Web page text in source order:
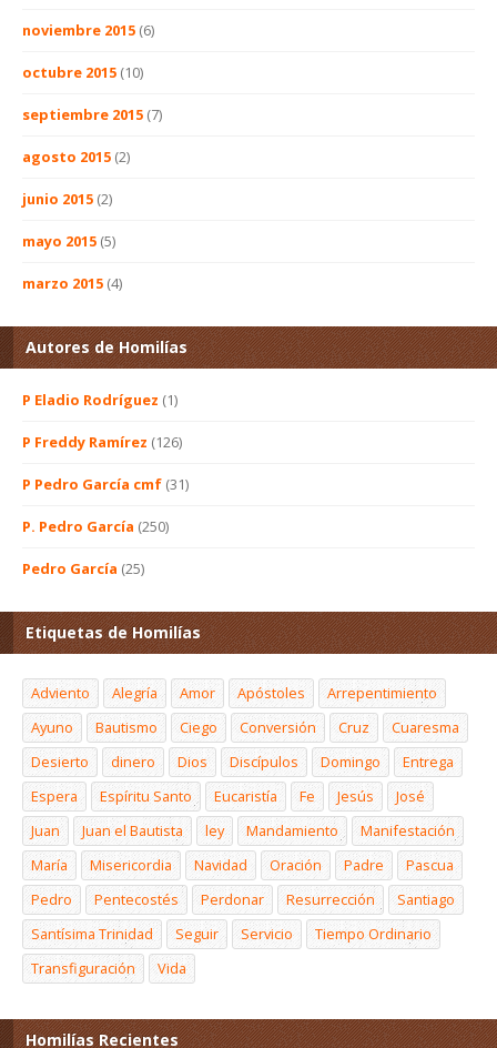
noviembre 2015 (6)
octubre 2015 (10)
septiembre 2015 (7)
agosto 2015 (2)
junio 2015 (2)
mayo 2015 (5)
marzo 2015 (4)
Autores de Homilías
P Eladio Rodríguez (1)
P Freddy Ramírez (126)
P Pedro García cmf (31)
P. Pedro García (250)
Pedro García (25)
Etiquetas de Homilías
Adviento Alegría Amor Apóstoles
Arrepentimiento
Ayuno
Bautismo Ciego Conversión Cruz
Cuaresma
Desierto
dinero Dios Discípulos Domingo
Entrega
Espera
Espíritu Santo Eucaristía Fe Jesús
José
Juan
Juan el Bautista ley Mandamiento
Manifestación
María
Misericordia Navidad Oración Padre
Pascua
Pedro
Pentecostés Perdonar Resurrección
Santiago
Santísima Trinidad
Seguir Servicio
Tiempo Ordinario
Transfiguración
Vida
Homilías Recientes